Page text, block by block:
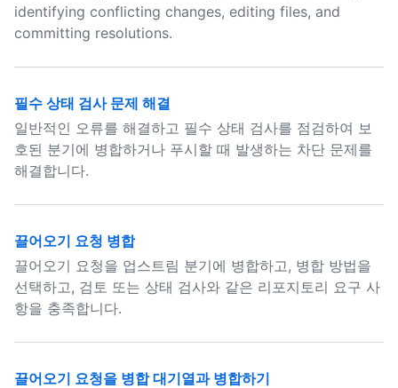
identifying conflicting changes, editing files, and
committing resolutions.
필수 상태 검사 문제 해결
일반적인 오류를 해결하고 필수 상태 검사를 점검하여 보
호된 분기에 병합하거나 푸시할 때 발생하는 차단 문제를
해결합니다.
끌어오기 요청 병합
끌어오기 요청을 업스트림 분기에 병합하고, 병합 방법을
선택하고, 검토 또는 상태 검사와 같은 리포지토리 요구 사
항을 충족합니다.
끌어오기 요청을 병합 대기열과 병합하기